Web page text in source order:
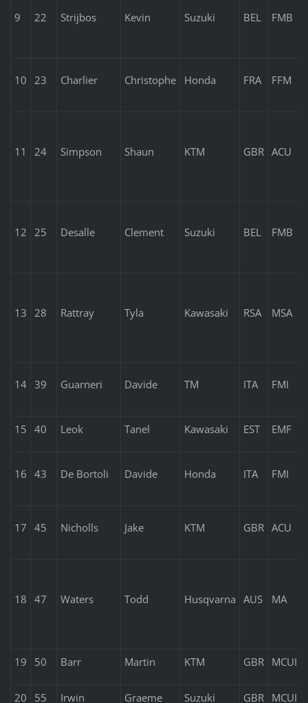
9 22 Strijbos Kevin Suzuki BEL FMB
10 23 Charlier Christophe Honda FRA FFM
11 24 Simpson Shaun KTM GBR ACU
12 25 Desalle Clement Suzuki BEL FMB
13 28 Rattray Tyla Kawasaki RSA MSA
14 39 Guarneri Davide TM ITA FMI
15 40 Leok Tanel Kawasaki EST EMF
16 43 De Bortoli Davide Honda ITA FMI
17 45 Nicholls Jake KTM GBR ACU
18 47 Waters Todd Husqvarna AUS MA
19 50 Barr Martin KTM GBR MCUI
20 55 Irwin Graeme Suzuki GBR MCUI